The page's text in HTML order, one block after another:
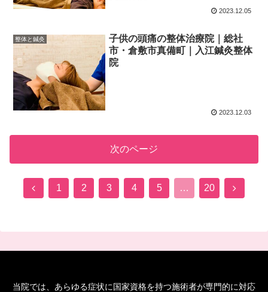
2023.12.05
整体と鍼灸
子供の頭痛の整体治療院｜総社
市・倉敷市真備町｜入江鍼灸整体
院
2023.12.03
次のページ
前
1 2 3 4 5 … 20
次
当院では、あらゆる症状に国家資格を持つ施術者が専門的に対応